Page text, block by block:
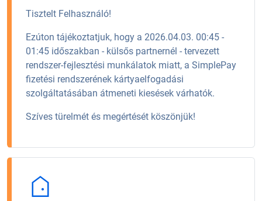
Tisztelt Felhasználó!
Ezúton tájékoztatjuk, hogy a 2026.04.03. 00:45 -
01:45 időszakban - külsős partnernél - tervezett
rendszer-fejlesztési munkálatok miatt, a SimplePay
fizetési rendszerének kártyaelfogadási
szolgáltatásában átmeneti kiesések várhatók.
Szíves türelmét és megértését köszönjük!